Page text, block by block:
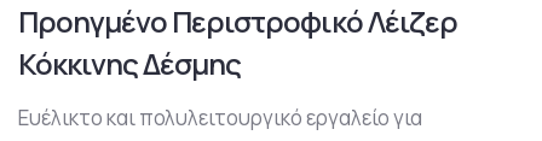
Προηγμένο Περιστροφικό Λέιζερ
Κόκκινης Δέσμης
Ευέλικτο και πολυλειτουργικό εργαλείο για